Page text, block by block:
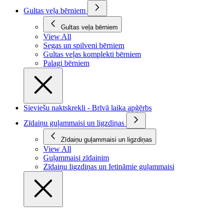
Gultas veļa bērniem
Gultas veļa bērniem
View All
Segas un spilveni bērniem
Gultas veļas komplekti bērniem
Palagi bērniem
Sieviešu naktskrekli - Brīvā laika apģērbs
Zīdaiņu guļammaisi un ligzdiņas
Zīdaiņu guļammaisi un ligzdiņas
View All
Guļammaisi zīdainim
Zīdaiņu ligzdiņas un Ietināmie guļammaisi